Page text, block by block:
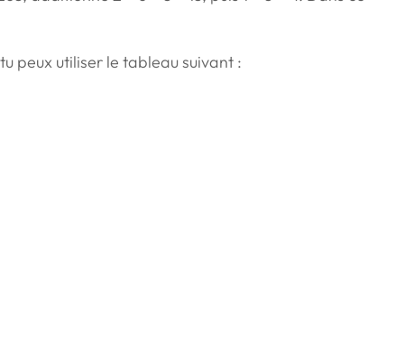
peux utiliser le tableau suivant :